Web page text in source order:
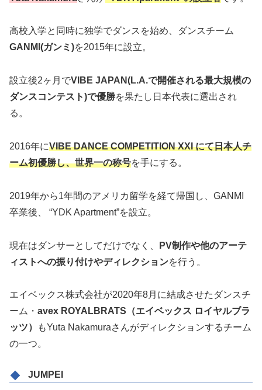
高校入学と同時に独学でダンスを始め、ダンスチーム
GANMI(ガンミ)を2015年に設立。
設立後2ヶ月でVIBE JAPAN(L.A.で開催される最大規模の
ダンスコンテスト)で優勝を果たし日本代表に選出され
る。
2016年にVIBE DANCE COMPETITION XXI にて日本人チ
ーム初優勝し、世界一の称号を手にする。
2019年から1年間のアメリカ留学を経て帰国し、GANMI
卒業後、 “YDK Apartment”を設立。
現在はダンサーとしてだけでなく、
PV制作や他のアーテ
ィストへの振り付けやディレクションを行う。
エイベックス株式会社が2020年8月に結成させたダンスチ
ーム・ avex ROYALBRATS（エイベックス ロイヤルブラ
ッツ）
もYuta Nakamuraさんがディレクションするチーム
の一つ。
JUMPEI